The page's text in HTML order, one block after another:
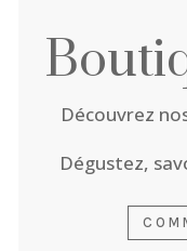
Découvrez
Dégustez,